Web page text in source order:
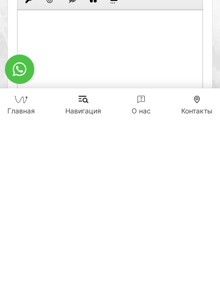
0
Главная Навигация О нас Контакты